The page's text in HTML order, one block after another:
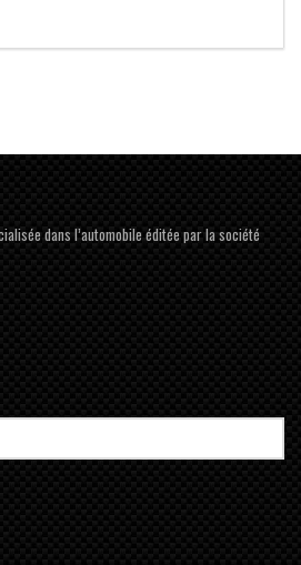
dans l’automobile éditée par la société